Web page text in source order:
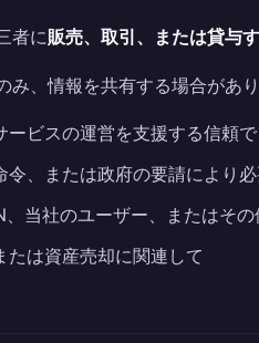
者に販売、取引、または貸与
、情報を共有する場合があり
ービスの運営を支援する信頼
令、または政府の要請により
当社のユーザー、またはそ
たは資産売却に関連して